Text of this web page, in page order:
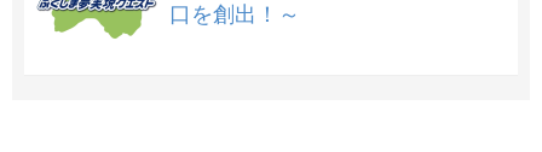
口を創出！～